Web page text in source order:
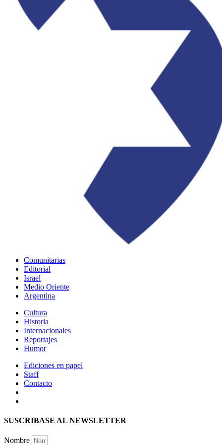
Comunitarias
Editorial
Israel
Medio Oriente
Argentina
Cultura
Historia
Internacionales
Reportajes
Humor
Ediciones en papel
Staff
Contacto
SUSCRIBASE AL NEWSLETTER
Nombre